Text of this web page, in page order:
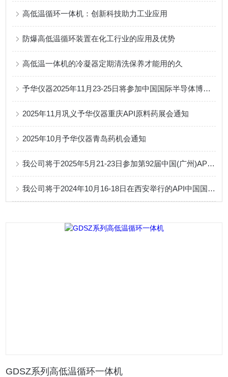
高低温循环一体机：创新科技助力工业应用
防爆高低温循环装置在化工行业的应用及优势
高低温一体机的冷凝器定期清洗保养才能用的久
予华仪器2025年11月23-25日将参加中国国际半导体博览会
2025年11月巩义予华仪器重庆API原料药展会通知
2025年10月予华仪器青岛药机会通知
我公司将于2025年5月21-23日参加第92届中国(广州)API医药原料药展
我公司将于2024年10月16-18日在西安举行的API中国国际医药原料药中间体展会
GDSZ系列高低温循环一体机